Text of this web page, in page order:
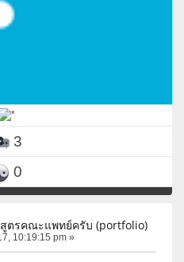
3
0
สูตรคณะแพทย์ครับ (portfolio)
10:19:15 pm »